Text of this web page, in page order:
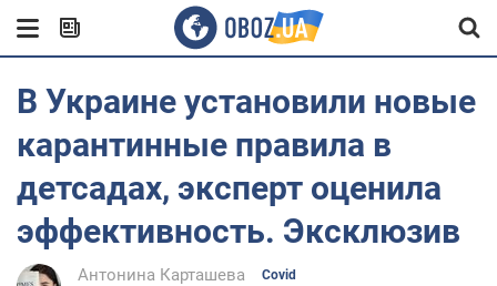
В Украине установили новые
карантинные правила в
детсадах, эксперт оценила
эффективность. Эксклюзив
Антонина Карташева Covid